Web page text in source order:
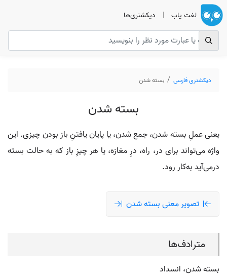
لغت یاب | دیکشنری‌ها
دیکشنری فارسی بسته شدن
بسته شدن
یعنی عملِ بسته شدن، جمع شدن، یا پایان یافتنِ باز بودن چیزی. این
واژه می‌تواند برای در، راه، درِ مغازه، یا هر چیزِ باز که به حالت بسته
در‌می‌آید به‌کار رود.
تصویر معنی بسته شدن
مترادف‌ها
بسته شدن، انسداد